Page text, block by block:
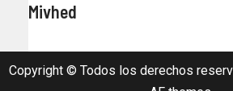
Mivhed
Copyright © Todos los derechos